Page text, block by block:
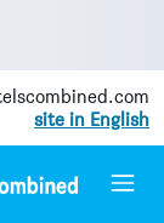
site in English